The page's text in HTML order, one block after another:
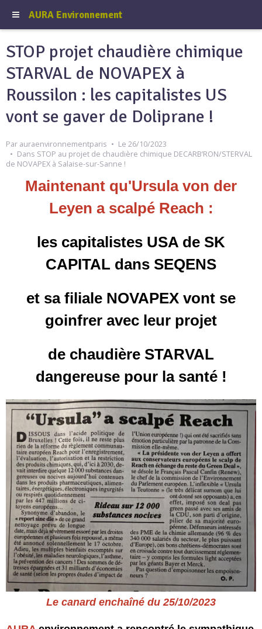
AURA Environnement
STOP projet chaudière chimique
STARVAL de NOVAPEX à
Roussilon : les capitalistes US
vont se gaver de Doliprane !
Par auraenvironnementparis
Le 26/10/2023
Dans STOP au projet de chaudière chimique DECARB’RON/STERVAL
de NOVAPEX à Salaise-sur-Sanne !
Maintenant qu'Ursula von der
Leyen a scalpé Reach :
les capitalistes USA de SK
CAPITAL dans SEQENS
et sa filiale NOVAPEX vont se
goinfrer avec leur projet
de chaudière STARVAL
dangereuse pour la santé !
Le canard enchaîné du 25/10/2023